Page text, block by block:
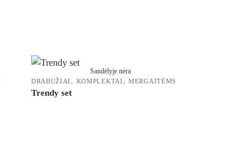
Sandėlyje nėra
DRABUŽIAI , KOMPLEKTAI ,MERGAITĖMS
Trendy set